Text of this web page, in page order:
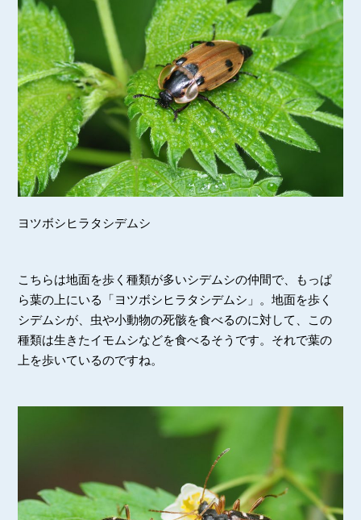
ヨツボシヒラタシデムシ
こちらは地面を歩く種類が多いシデムシの仲間で、もっぱ
ら葉の上にいる「ヨツボシヒラタシデムシ」。地面を歩く
シデムシが、虫や小動物の死骸を食べるのに対して、この
種類は生きたイモムシなどを食べるそうです。それで葉の
上を歩いているのですね。